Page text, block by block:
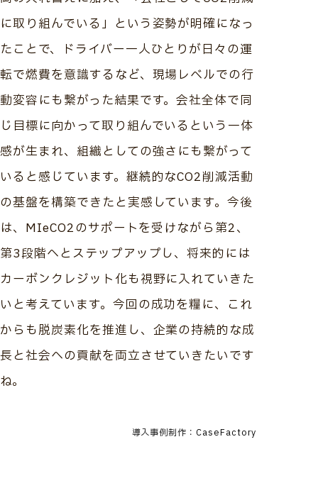
に取り組んでいる」という姿勢が明確になっ
たことで、ドライバー一人ひとりが日々の運
転で燃費を意識するなど、現場レベルでの行
動変容にも繋がった結果です。会社全体で同
じ目標に向かって取り組んでいるという一体
感が生まれ、組織としての強さにも繋がって
いると感じています。継続的なCO2削減活動
の基盤を構築できたと実感しています。今後
は、MIeCO2のサポートを受けながら第2、
第3段階へとステップアップし、将来的には
カーボンクレジット化も視野に入れていきた
いと考えています。今回の成功を糧に、これ
からも脱炭素化を推進し、企業の持続的な成
長と社会への貢献を両立させていきたいです
ね。
導入事例制作：CaseFactory